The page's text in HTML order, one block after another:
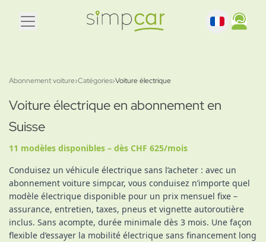
Abonnement voiture›Catégories›Voiture électrique
Voiture électrique en abonnement en
Suisse
11 modèles disponibles – dès CHF 625/mois
Conduisez un véhicule électrique sans l’acheter : avec un
abonnement voiture simpcar, vous conduisez n’importe quel
modèle électrique disponible pour un prix mensuel fixe –
assurance, entretien, taxes, pneus et vignette autoroutière
inclus. Sans acompte, durée minimale dès 3 mois. Une façon
flexible d’essayer la mobilité électrique sans financement long